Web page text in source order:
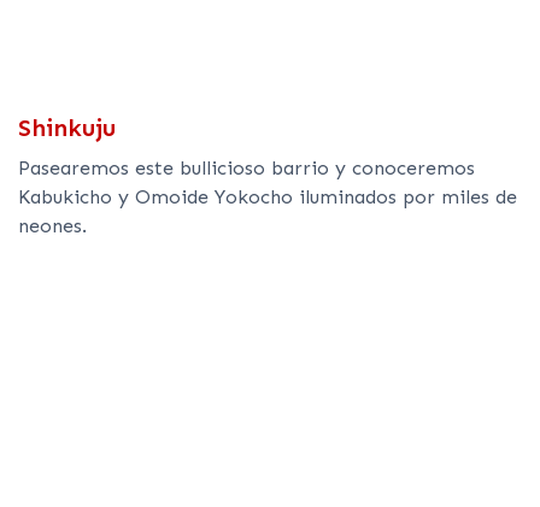
Shinkuju
Pasearemos este bullicioso barrio y conoceremos
Kabukicho y Omoide Yokocho iluminados por miles de
neones.